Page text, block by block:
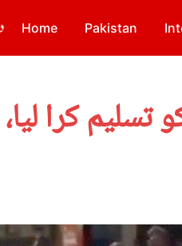
Home Pakistan
کرا